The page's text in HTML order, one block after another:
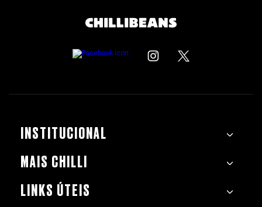
INSTITUCIONAL
MAIS CHILLI
LINKS ÚTEIS